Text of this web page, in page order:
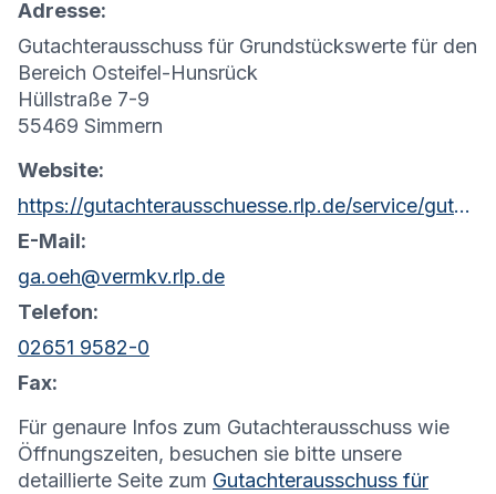
Adresse:
Gutachterausschuss für Grundstückswerte für den
Bereich Osteifel-Hunsrück
Hüllstraße 7-9
55469 Simmern
Website:
https://gutachterausschuesse.rlp.de/service/gutachterausschuesse-fuer-grundstueckswerte
E-Mail:
ga.oeh@vermkv.rlp.de
Telefon:
02651 9582-0
Fax:
Für genaure Infos zum Gutachterausschuss wie
Öffnungszeiten, besuchen sie bitte unsere
detaillierte Seite zum Gutachterausschuss für